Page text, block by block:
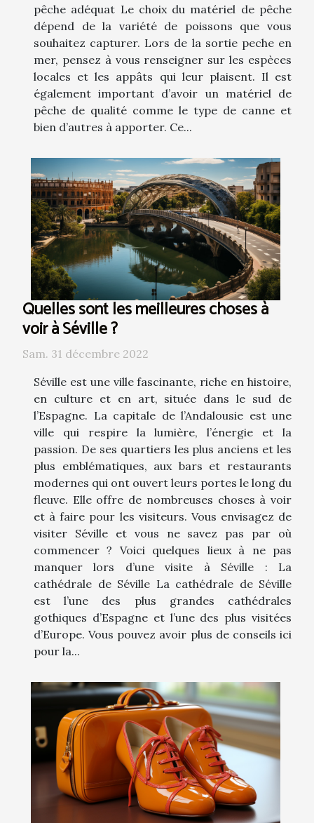
pêche adéquat Le choix du matériel de pêche
dépend de la variété de poissons que vous
souhaitez capturer. Lors de la sortie peche en
mer, pensez à vous renseigner sur les espèces
locales et les appâts qui leur plaisent. Il est
également important d’avoir un matériel de
pêche de qualité comme le type de canne et
bien d’autres à apporter. Ce...
Quelles sont les meilleures choses à
voir à Séville ?
Sam. 31 décembre 2022
Séville est une ville fascinante, riche en histoire,
en culture et en art, située dans le sud de
l’Espagne. La capitale de l’Andalousie est une
ville qui respire la lumière, l’énergie et la
passion. De ses quartiers les plus anciens et les
plus emblématiques, aux bars et restaurants
modernes qui ont ouvert leurs portes le long du
fleuve. Elle offre de nombreuses choses à voir
et à faire pour les visiteurs. Vous envisagez de
visiter Séville et vous ne savez pas par où
commencer ? Voici quelques lieux à ne pas
manquer lors d’une visite à Séville : La
cathédrale de Séville La cathédrale de Séville
est l’une des plus grandes cathédrales
gothiques d’Espagne et l’une des plus visitées
d’Europe. Vous pouvez avoir plus de conseils ici
pour la...